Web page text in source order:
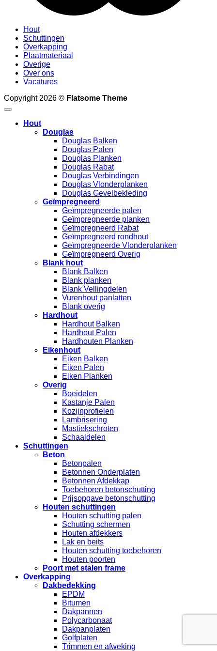
Hout
Schuttingen
Overkapping
Plaatmateriaal
Overige
Over ons
Vacatures
Copyright 2026 © Flatsome Theme
Hout
Douglas
Douglas Balken
Douglas Palen
Douglas Planken
Douglas Rabat
Douglas Verbindingen
Douglas Vlonderplanken
Douglas Gevelbekleding
Geïmpregneerd
Geïmpregneerde palen
Geïmpregneerde planken
Geïmpregneerd Rabat
Geïmpregneerd rondhout
Geïmpregneerde Vlonderplanken
Geïmpregneerd Overig
Blank hout
Blank Balken
Blank planken
Blank Vellingdelen
Vurenhout panlatten
Blank overig
Hardhout
Hardhout Balken
Hardhout Palen
Hardhouten Planken
Eikenhout
Eiken Balken
Eiken Palen
Eiken Planken
Overig
Boeidelen
Kastanje Palen
Kozijnprofielen
Lambrisering
Mastiekschroten
Schaaldelen
Schuttingen
Beton
Betonpalen
Betonnen Onderplaten
Betonnen Afdekkap
Toebehoren betonschutting
Prijsopgave betonschutting
Houten schuttingen
Houten schutting palen
Schutting schermen
Houten afdekkers
Lak en beits
Houten schutting toebehoren
Houten poorten
Poort met stalen frame
Overkapping
Dakbedekking
EPDM
Bitumen
Dakpannen
Polycarbonaat
Dakpanplaten
Golfplaten
Trimmen en afweking